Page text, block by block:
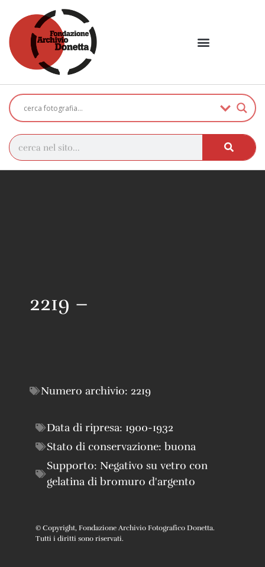
2219 –
Numero archivio: 2219
Data di ripresa: 1900-1932
Stato di conservazione: buona
Supporto: Negativo su vetro con
gelatina di bromuro d'argento
© Copyright, Fondazione Archivio Fotografico Donetta.
Tutti i diritti sono riservati.